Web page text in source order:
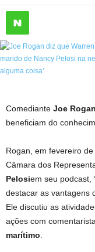
Comediante Joe Rogan
beneficiam do
Rogan, em fevereiro
Câmara dos
Pelosiem seu podcast,
destacar as vantagens
Ele discutiu as
ações com
marítimo